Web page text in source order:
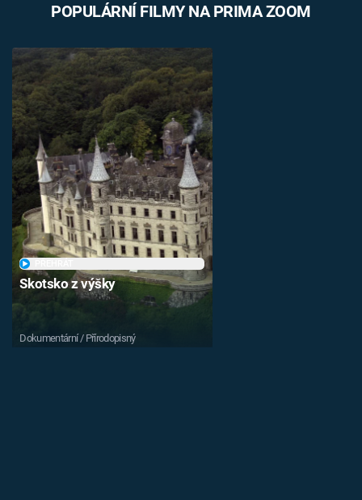
POPULÁRNÍ FILMY NA PRIMA ZOOM
Skotsko z výšky
Dokumentární / Přírodopisný